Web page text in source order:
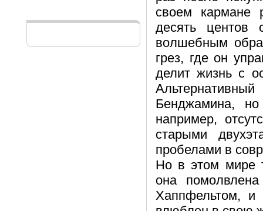
своем кармане
десять центов
волшебным
грез, где он
делит жизнь с
Бенджамина,
например,
старыми
пробелами в
Но в этом мире
она
Хаппфельтом, и